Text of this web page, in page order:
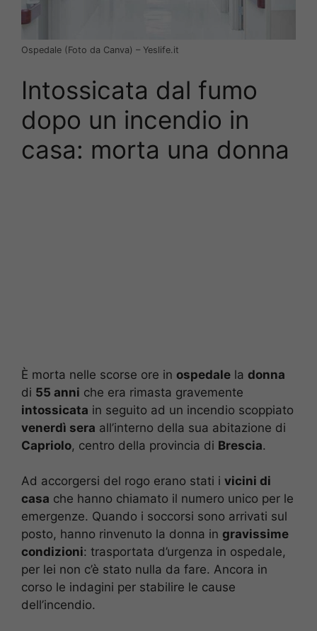
Ospedale (Foto da Canva) – Yeslife.it
Intossicata dal fumo
dopo un incendio in
casa: morta una donna
È morta nelle scorse ore in ospedale la donna
di 55 anni che era rimasta gravemente
intossicata in seguito ad un incendio scoppiato
venerdì sera all’interno della sua abitazione di
Capriolo, centro della provincia di Brescia.
Ad accorgersi del rogo erano stati i vicini di
casa che hanno chiamato il numero unico per le
emergenze. Quando i soccorsi sono arrivati sul
posto, hanno rinvenuto la donna in gravissime
condizioni: trasportata d’urgenza in ospedale,
per lei non c’è stato nulla da fare. Ancora in
corso le indagini per stabilire le cause
dell’incendio.